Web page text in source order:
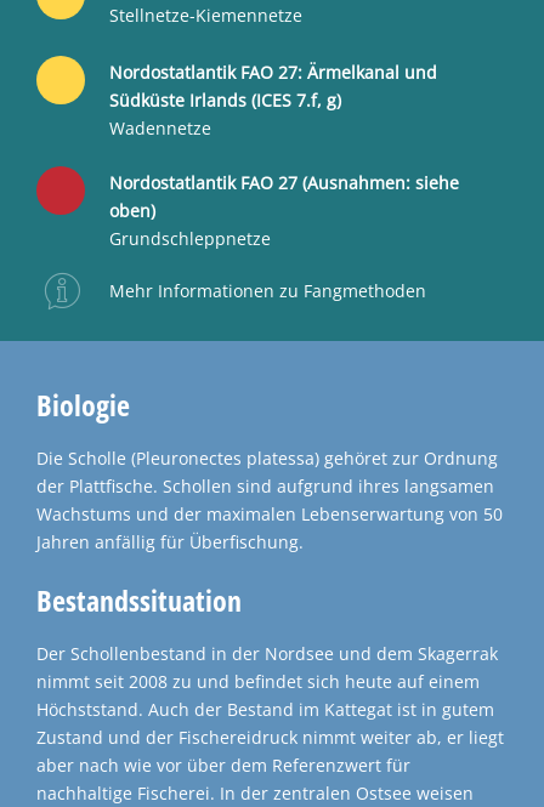
Stellnetze-Kiemennetze
Nordostatlantik FAO 27: Ärmelkanal und
Südküste Irlands (ICES 7.f, g)
Wadennetze
Nordostatlantik FAO 27 (Ausnahmen: siehe
oben)
Grundschleppnetze
Mehr Informationen zu Fangmethoden
Biologie
Die Scholle (Pleuronectes platessa) gehöret zur Ordnung
der Plattfische. Schollen sind aufgrund ihres langsamen
Wachstums und der maximalen Lebenserwartung von 50
Jahren anfällig für Überfischung.
Bestandssituation
Der Schollenbestand in der Nordsee und dem Skagerrak
nimmt seit 2008 zu und befindet sich heute auf einem
Höchststand. Auch der Bestand im Kattegat ist in gutem
Zustand und der Fischereidruck nimmt weiter ab, er liegt
aber nach wie vor über dem Referenzwert für
nachhaltige Fischerei. In der zentralen Ostsee weisen